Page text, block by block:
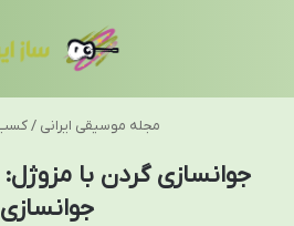
مجله موسیقی ایرانی / کسب
جوانسازی گردن با
جوانسازی